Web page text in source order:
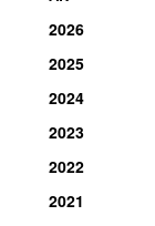
2026
2025
2024
2023
2022
2021